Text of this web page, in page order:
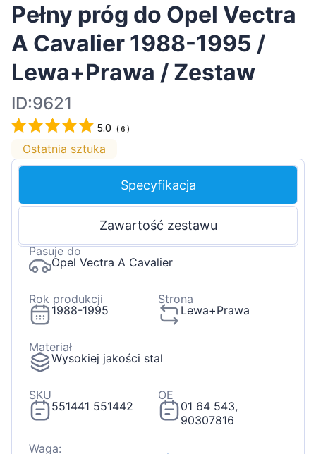
Pełny próg do Opel Vectra
A Cavalier 1988-1995 /
Lewa+Prawa / Zestaw
ID:9621
5.0 (6 )
Ostatnia sztuka
Specyfikacja
Zawartość zestawu
Pasuje do
Opel Vectra A Cavalier
Rok produkcji
1988-1995
Strona
Lewa+Prawa
Materiał
Wysokiej jakości stal
SKU
551441 551442
OE
01 64 543,
90307816
Waga: